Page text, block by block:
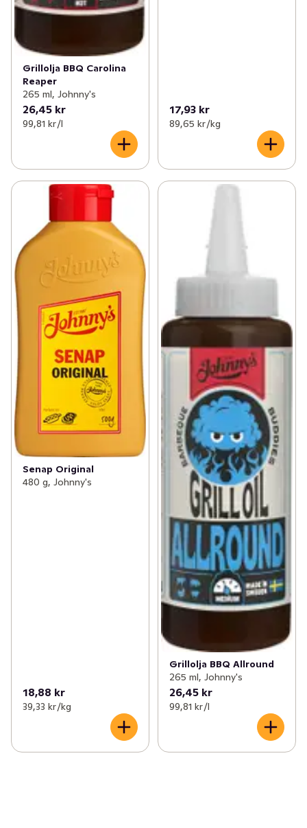
Grillolja BBQ Carolina
Reaper
265 ml, Johnny's
26,45 kr
99,81 kr /l
17,93 kr
89,65 kr /kg
Senap Original
480 g, Johnny's
18,88 kr
39,33 kr /kg
Grillolja BBQ Allround
265 ml, Johnny's
26,45 kr
99,81 kr /l